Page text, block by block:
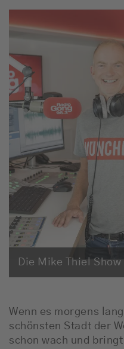
Münchens
Sendungen
Empfang
Webradio
Team
Werbung
Musik
Die Mike Thiel Show
Wenn es morgens
schönsten Stadt der
schon wach und